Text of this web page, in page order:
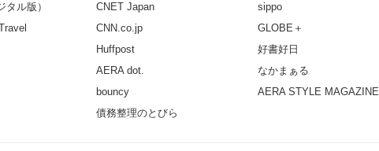
ル版）
CNET Japan
CNN.co.jp
Huffpost
AERA dot.
bouncy
債務整理のとびら
sippo
GLOBE＋
好書好日
なかまぁる
AERA STYLE MAGAZINE